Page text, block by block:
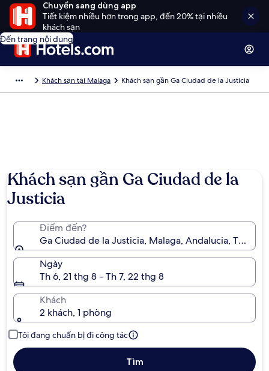
Chuyển sang dùng app
Tiết kiệm nhiều hơn trong app, đến 20% tại nhiều
khách sạn
Đến trang nội dung
Khách sạn tại Malaga Khách sạn gần Ga Ciudad de la Justicia
Khách sạn gần Ga Ciudad de la
Justicia
Điểm đến?
Ga Ciudad de la Justicia, Malaga, Andalucia, Tây Ban
Ngày
Th 6, 21 thg 8 - Th 7, 22 thg 8
Khách
2 khách, 1 phòng
Tôi đang chuẩn bị đi công tác
Tìm